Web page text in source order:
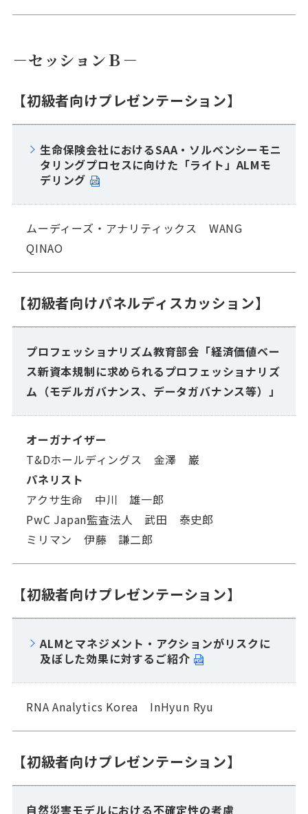
－セッションＢ－
【初級者向けプレゼンテーション】
生命保険会社におけるSAA・ソルベンシーモニ
タリングプロセスに向けた「ライト」ALMモ
デリング
ムーディーズ・アナリティックス WANG
QINAO
【初級者向けパネルディスカッション】
プロフェッショナリズム教育部会「経済価値ベー
ス新資本規制に求められるプロフェッショナリズ
ム（モデルガバナンス、データガバナンス等）」
オーガナイザー
T&Dホールディングス 金澤 巌
パネリスト
アクサ生命 中川 雄一郎
PwC Japan監査法人 武田 泰史郎
ミリマン 伊藤 謙二郎
【初級者向けプレゼンテーション】
ALMとマネジメント・アクションがリスクに
及ぼした効果に対するご紹介
RNA Analytics Korea InHyun Ryu
【初級者向けプレゼンテーション】
自然災害モデルにおける不確定性の考慮